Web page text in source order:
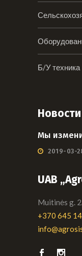
Б/У техника
Новости
Мы
2019-03-
UAB
Muitinės g.
+370 645